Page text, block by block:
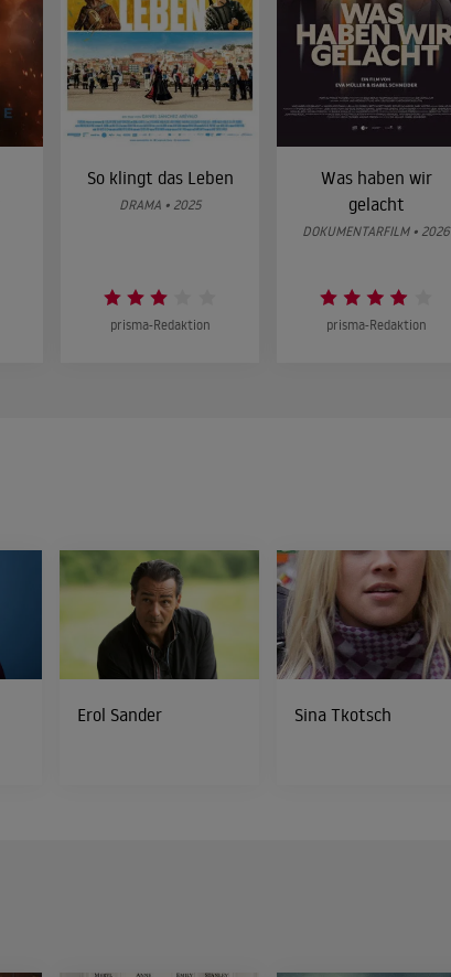
So klingt das Leben
DRAMA • 2025
prisma-Redaktion
Was haben wir
gelacht
DOKUMENTARFILM • 2026
prisma-Redaktion
Erol Sander Sina Tkotsch